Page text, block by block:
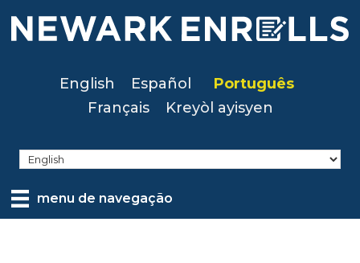
Skip
English Español
Português
Français
Kreyòl ayisyen
menu de navegação